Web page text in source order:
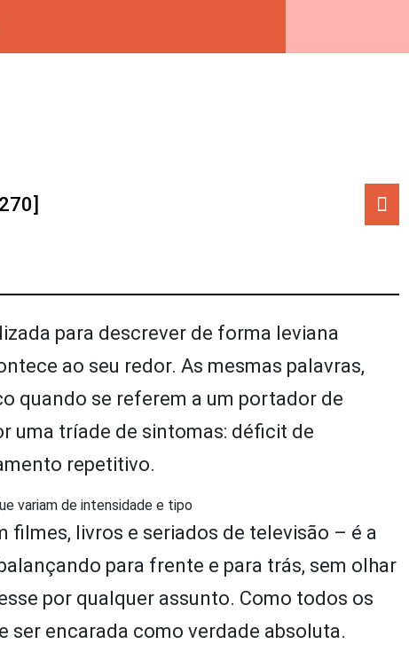
para descrever de forma leviana
ao seu redor. As mesmas palavras,
quando se referem a um portador de
uma tríade de sintomas: déficit de
repetitivo.
variam de intensidade e tipo
filmes, livros e seriados de televisão – é a
para frente e para trás, sem olhar
por qualquer assunto. Como todos os
ser encarada como verdade absoluta.